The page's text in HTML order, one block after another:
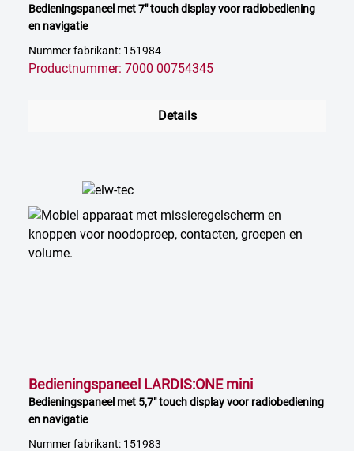
Bedieningspaneel met 7" touch display voor radiobediening
en navigatie
Nummer fabrikant: 151984
Productnummer: 7000 00754345
Details
Bedieningspaneel LARDIS:ONE mini
Bedieningspaneel met 5,7" touch display voor radiobediening
en navigatie
Nummer fabrikant: 151983